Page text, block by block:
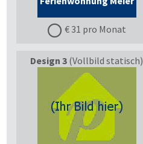
€ 31 pro Monat
Design 3 (Vollbild statisch)